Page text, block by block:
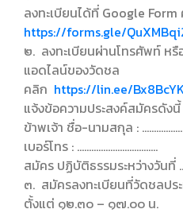
ลงทะเบียนได้ที่ Google
https://forms.gle/
๒. ลงทะเบียนผ่านโทรศัพท์ หรื
แอดไลน์ของวัดชล
คลิก https://lin.ee/Bx8BcYK
แจ้งข้อความประสงค์สมัครดังนี้
ข้าพเจ้า ชื่อ-นามสกุล :
เบอร์โทร : …………………………….
สมัคร ปฏิบัติธรรมระหว่างวันที่
๓. สมัครลงทะเบียนที่วัดชลปร
ตั้งแต่ ๑๒.๓๐ – ๑๗.๐๐ น.